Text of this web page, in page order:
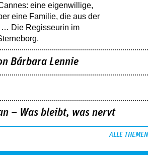
eine eigenwillige,
eine ­Familie, die aus der
… Die Regisseurin im
Bárbara Lennie
– Was bleibt, was nervt
ALLE THEMEN